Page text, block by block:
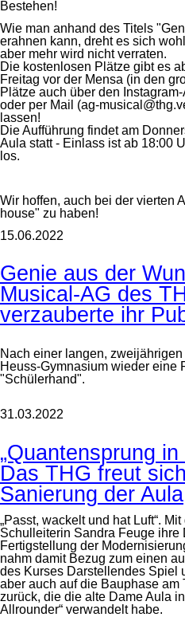
Bestehen!
Wie man anhand des Titels
erahnen kann, dreht es sich
aber mehr wird nicht verraten.
Die kostenlosen Plätze gibt es
Freitag vor der Mensa (in den
Plätze auch über den
oder per Mail (ag-
lassen!
Die Aufführung findet am
Aula statt - Einlass ist ab 18:00
los.
Wir hoffen, auch bei der vierten
house" zu haben!
15.06.2022
Genie aus der
Musical-AG des
verzauberte ihr
Nach einer langen,
Heuss-Gymnasium wieder eine
"Schülerhand".
31.03.2022
„Quantensprung
Das THG freut
Sanierung der Aula
„Passt, wackelt und hat Luft“.
Schulleiterin Sandra Feuge
Fertigstellung der
nahm damit Bezug zum einen
des Kurses Darstellendes Spiel
aber auch auf die Bauphase
zurück, die die alte Dame Aula
Allrounder“ verwandelt habe.